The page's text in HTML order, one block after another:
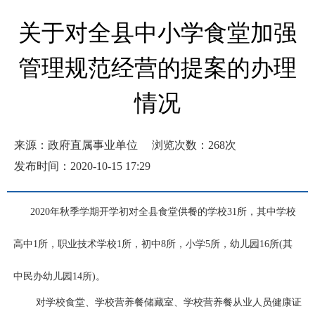
关于对全县中小学食堂加强
管理规范经营的提案的办理
情况
来源：政府直属事业单位 浏览次数： 268次
发布时间：2020-10-15 17:29
2020年秋季学期开学初对全县食堂供餐的学校31所，其中学校
高中1所，职业技术学校1所，初中8所，小学5所，幼儿园16所(其
中民办幼儿园14所)。
对学校食堂、学校营养餐储藏室、学校营养餐从业人员健康证